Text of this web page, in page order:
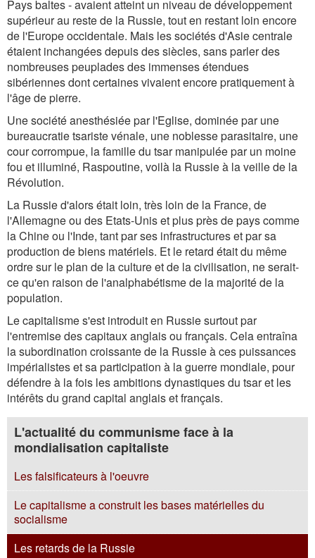
Pays baltes - avaient atteint un niveau de développement
supérieur au reste de la Russie, tout en restant loin encore
de l'Europe occidentale. Mais les sociétés d'Asie centrale
étaient inchangées depuis des siècles, sans parler des
nombreuses peuplades des immenses étendues
sibériennes dont certaines vivaient encore pratiquement à
l'âge de pierre.
Une société anesthésiée par l'Eglise, dominée par une
bureaucratie tsariste vénale, une noblesse parasitaire, une
cour corrompue, la famille du tsar manipulée par un moine
fou et illuminé, Raspoutine, voilà la Russie à la veille de la
Révolution.
La Russie d'alors était loin, très loin de la France, de
l'Allemagne ou des Etats-Unis et plus près de pays comme
la Chine ou l'Inde, tant par ses infrastructures et par sa
production de biens matériels. Et le retard était du même
ordre sur le plan de la culture et de la civilisation, ne serait-
ce qu'en raison de l'analphabétisme de la majorité de la
population.
Le capitalisme s'est introduit en Russie surtout par
l'entremise des capitaux anglais ou français. Cela entraîna
la subordination croissante de la Russie à ces puissances
impérialistes et sa participation à la guerre mondiale, pour
défendre à la fois les ambitions dynastiques du tsar et les
intérêts du grand capital anglais et français.
L'actualité du communisme face à la
mondialisation capitaliste
Les falsificateurs à l'oeuvre
Le capitalisme a construit les bases matérielles du
socialisme
Les retards de la Russie